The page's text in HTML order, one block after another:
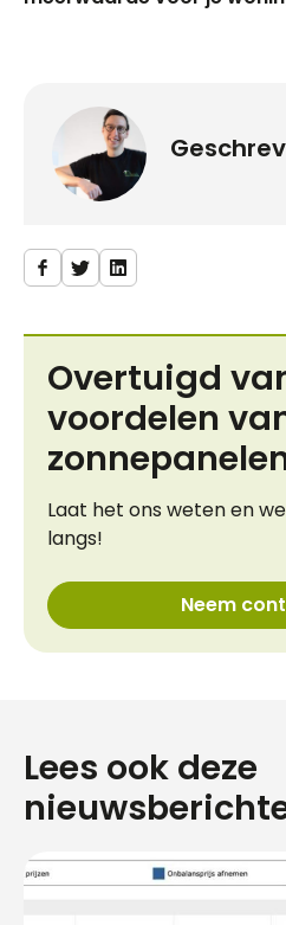
Overtuigd
voordelen
Laat het ons weten en
langs!
Neem
Lees ook deze